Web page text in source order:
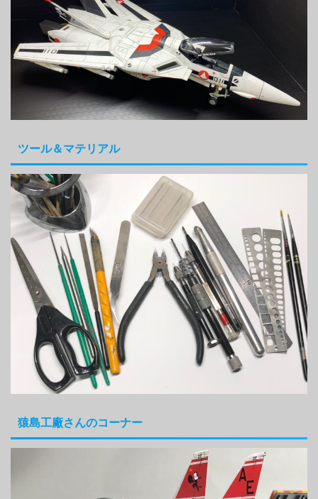
ツール＆マテリアル
猿島工廠さんのコーナー